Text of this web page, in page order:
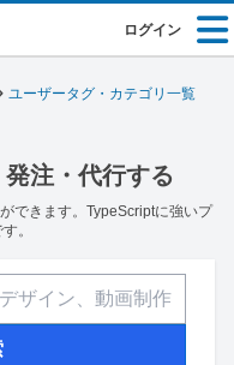
ログイン
ユーザータグ・カテゴリ一覧
注・代行する
できます。TypeScriptに強いプ
。